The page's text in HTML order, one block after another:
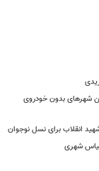
شهرهای بدون خودروی
انقلاب برای نسل نوجوان
شهری